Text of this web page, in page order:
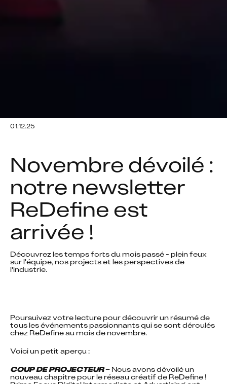
01.12.25
Novembre dévoilé :
notre newsletter
ReDefine est
arrivée !
Découvrez les temps forts du mois passé - plein feux
sur l'équipe, nos projects et les perspectives de
l'industrie.
Poursuivez votre lecture pour découvrir un résumé de
tous les événements passionnants qui se sont déroulés
chez ReDefine au mois de novembre.
Voici un petit aperçu :
COUP DE PROJECTEUR – Nous avons dévoilé un
nouveau chapitre pour le réseau créatif de ReDefine !